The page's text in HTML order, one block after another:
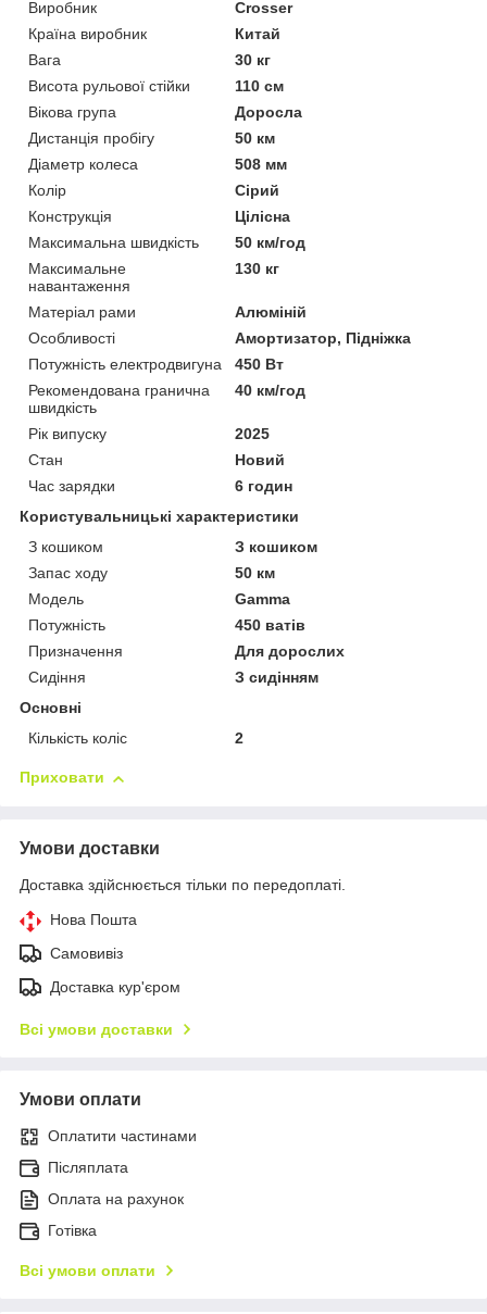
Виробник
Crosser
Країна виробник
Китай
Вага
30 кг
Висота рульової стійки
110 см
Вікова група
Доросла
Дистанція пробігу
50 км
Діаметр колеса
508 мм
Колір
Сірий
Конструкція
Цілісна
Максимальна швидкість
50 км/год
Максимальне
навантаження
130 кг
Матеріал рами
Алюміній
Особливості
Амортизатор, Підніжка
Потужність електродвигуна
450 Вт
Рекомендована гранична
швидкість
40 км/год
Рік випуску
2025
Стан
Новий
Час зарядки
6 годин
Користувальницькі характеристики
З кошиком
З кошиком
Запас ходу
50 км
Мoдель
Gamma
Потужність
450 ватів
Призначення
Для дорослих
Сидіння
З сидінням
Основні
Кількість коліс
2
Приховати
Умови доставки
Доставка здійснюється тільки по передоплаті.
Нова Пошта
Самовивіз
Доставка кур'єром
Всі умови доставки
Умови оплати
Оплатити частинами
Післяплата
Оплата на рахунок
Готівка
Всі умови оплати